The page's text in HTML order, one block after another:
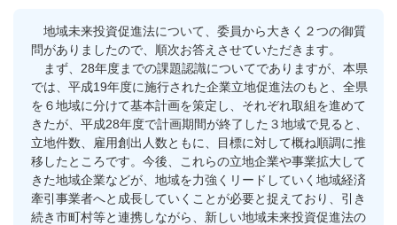
地域未来投資促進法について、委員から大きく２つの御質
問がありましたので、順次お答えさせていただきます。
まず、28年度までの課題認識についてでありますが、本県
では、平成19年度に施行された企業立地促進法のもと、全県
を６地域に分けて基本計画を策定し、それぞれ取組を進めて
きたが、平成28年度で計画期間が終了した３地域で見ると、
立地件数、雇用創出人数ともに、目標に対して概ね順調に推
移したところです。今後、これらの立地企業や事業拡大して
きた地域企業などが、地域を力強くリードしていく地域経済
牽引事業者へと成長していくことが必要と捉えており、引き
続き市町村等と連携しながら、新しい地域未来投資促進法の